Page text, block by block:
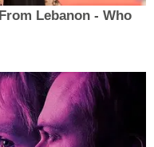
Lebanon - Who